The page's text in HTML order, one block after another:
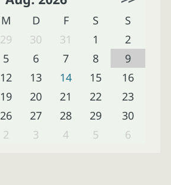
M D F S
S
29 30 31 1
2
5 6 7 8
9
12 13 14 15
16
19 20 21 22
23
26 27 28 29
30
2 3 4 5 6